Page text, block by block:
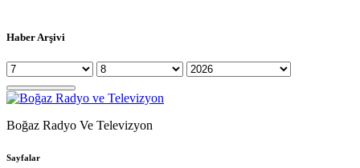
Haber Arşivi
Boğaz Radyo Ve Televizyon
Sayfalar